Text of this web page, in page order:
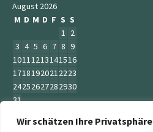
Wir schätzen Ihre Privatsphäre
August 2026
M D M D F S S
1 2
3 4 5 6 7 8 9
10111213141516
17181920212223
24252627282930
31
« Juni